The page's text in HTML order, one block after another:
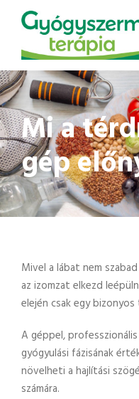
Mi a
gép
Mivel a lábat nem
az izomzat elkezd
elején csak egy
A géppel,
gyógyulási fázisának
növelheti a hajlítási
számára.